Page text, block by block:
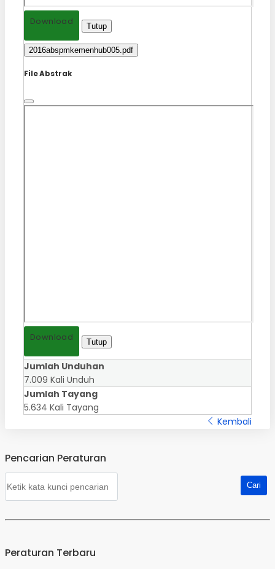
Download Tutup
2016abspmkemenhub005.pdf
File Abstrak
Download Tutup
Jumlah Unduhan
7.009 Kali Unduh
Jumlah Tayang
5.634 Kali Tayang
Kembali
Pencarian Peraturan
Peraturan Terbaru